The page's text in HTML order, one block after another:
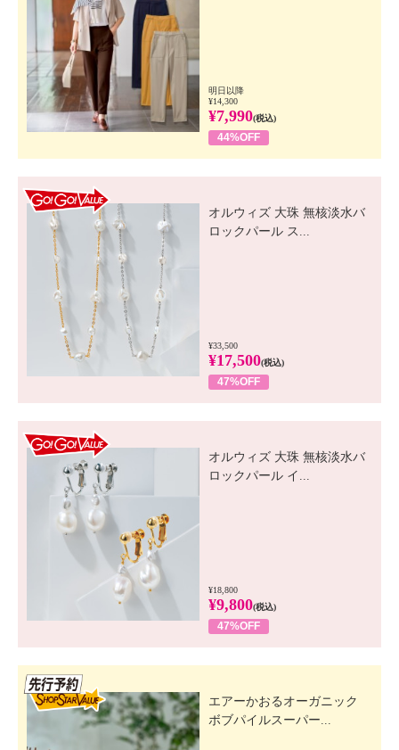
明日以降
¥14,300
¥7,990(税込)
44%OFF
オルウィズ 大珠 無核淡水バ
ロックパール ス...
¥33,500
¥17,500(税込)
47%OFF
オルウィズ 大珠 無核淡水バ
ロックパール イ...
¥18,800
¥9,800(税込)
47%OFF
エアーかおるオーガニック
ボブパイルスーパー...